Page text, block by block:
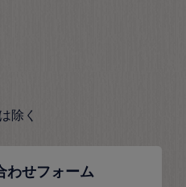
除く
わせフォーム